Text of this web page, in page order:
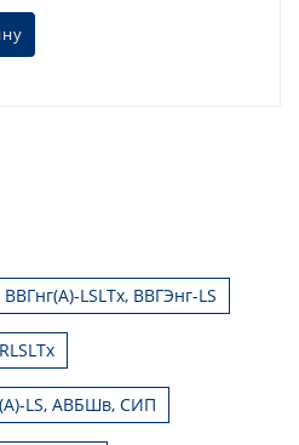
LSLTx, ВВГЭнг-LS
LS, АВБШв, СИП